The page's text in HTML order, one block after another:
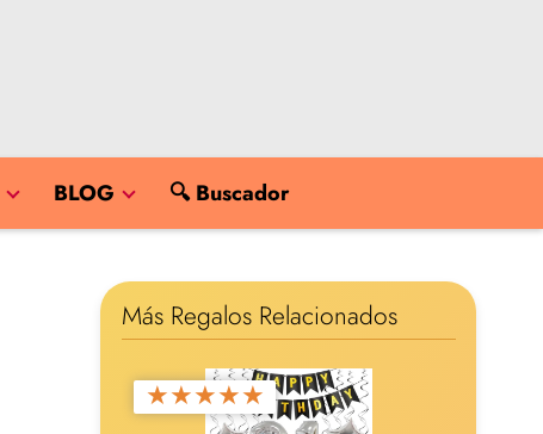
BLOG 🔍 Buscador
Más Regalos Relacionados
★★★★★